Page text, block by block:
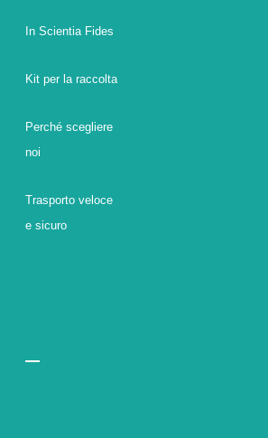
In Scientia Fides
Kit per la raccolta
Perché scegliere
noi
Trasporto veloce
e sicuro